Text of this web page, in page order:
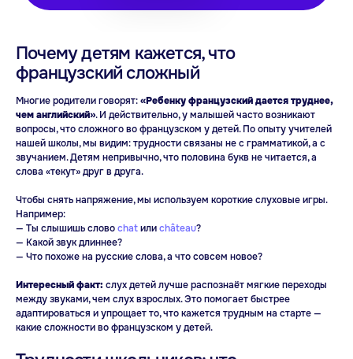
Почему детям кажется, что
французский сложный
Многие родители говорят:«Ребенку французский дается труднее,
чем английский». И действительно, у малышей часто возникают
вопросы, что сложного во французском у детей. По опыту учителей
нашей школы, мы видим: трудности связаны не с грамматикой, а с
звучанием. Детям непривычно, что половина букв не читается, а
слова «текут» друг в друга.
Чтобы снять напряжение, мы используем короткие слуховые игры.
Например:
— Ты слышишь словоchatилиchâteau?
— Какой звук длиннее?
— Что похоже на русские слова, а что совсем новое?
Интересный факт: слух детей лучше распознаёт мягкие переходы
между звуками, чем слух взрослых. Это помогает быстрее
адаптироваться и упрощает то, что кажется трудным на старте —
какие сложности во французском у детей.
Индивидуальные
занятия английским